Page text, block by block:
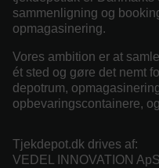
sammenligning og
opmagasinering.
Vores ambition er at
ét sted og gøre det nemt
depotrum,
opbevaringscontainere,
Tjekdepot.dk drives af:
VEDEL INNOVATION